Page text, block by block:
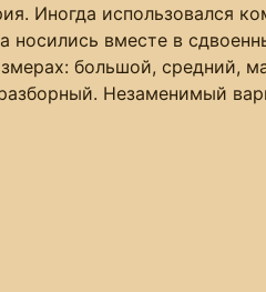
Иногда использовался
носились вместе в
большой, средний,
Незаменимый